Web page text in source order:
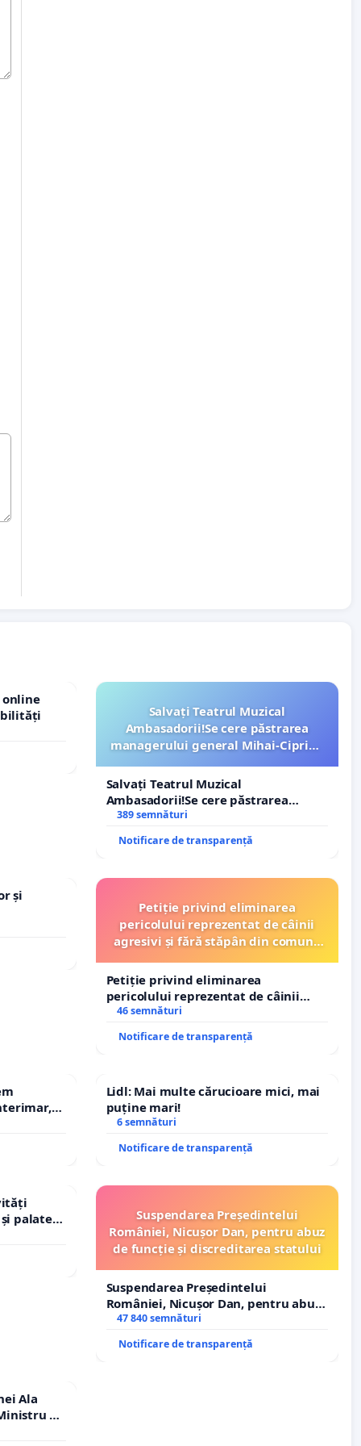
Salvați Teatrul Muzical
Ambasadorii!Se cere păstrarea
managerului general Mihai-Ciprian
Salvați Teatrul Muzical
Ambasadorii!Se cere păstrarea
managerului general Mihai-Ciprian
389 semnături
Notificare de transparență
și
Petiție privind eliminarea
pericolului reprezentat de câinii
agresivi și fără stăpân din comuna
Petiție privind eliminarea
pericolului reprezentat de câinii
agresivi și fără stăpân din comuna
46 semnături
Notificare de transparență
Lidl: Mai multe cărucioare mici, mai
puține mari!
6 semnături
Notificare de transparență
palatele
Suspendarea Președintelui
României, Nicușor Dan, pentru abuz
de funcție și discreditarea statului
Suspendarea Președintelui
României, Nicușor Dan, pentru abuz
de funcție și discreditarea statului
47 840 semnături
Notificare de transparență
Ala
al